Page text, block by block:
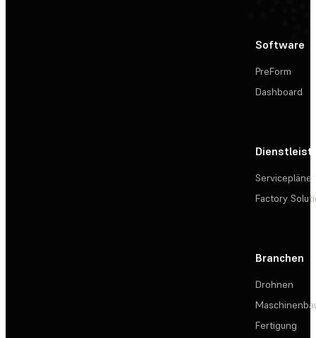
Software
PreForm
Dashboard
Servicepläne
Factory
Branchen
Drohnen
Fertigung